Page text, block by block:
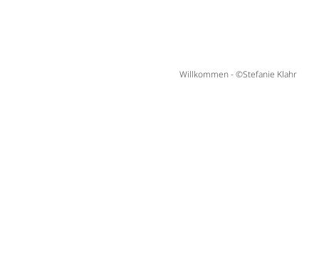
Willkommen - ©Stefanie Klahr